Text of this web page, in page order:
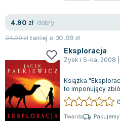
Piotr Kościelny
Jan Piński
Zygmunt Freud
Agata Passent
Michel Moran
Maciej Orłoś
Jo Nesbo
Katarzyna Miller
4.90 zł dobry
34.99złtaniej o 30.09 zł
Eksploracja
Zysk i S-ka, 2008
Książka
to imponujący
jego liczne
Twarda